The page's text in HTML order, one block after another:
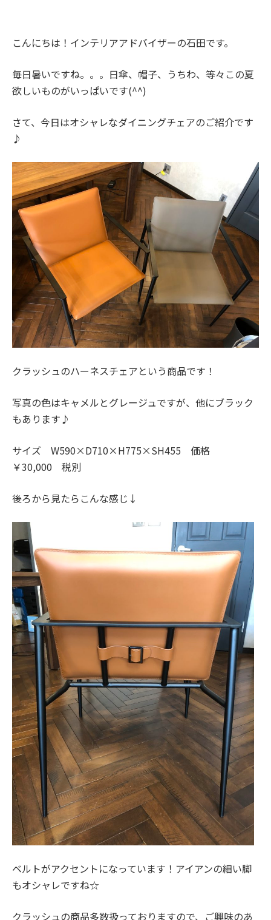
こんにちは！インテリアアドバイザーの石田です。
毎日暑いですね。。。日傘、帽子、うちわ、等々この夏
欲しいものがいっぱいです(^^)
さて、今日はオシャレなダイニングチェアのご紹介です
♪
クラッシュのハーネスチェアという商品です！
写真の色はキャメルとグレージュですが、他にブラック
もあります♪
サイズ W590×D710×H775×SH455 価格
￥30,000 税別
後ろから見たらこんな感じ↓
ベルトがアクセントになっています！アイアンの細い脚
もオシャレですね☆
クラッシュの商品多数扱っておりますので、ご興味のあ